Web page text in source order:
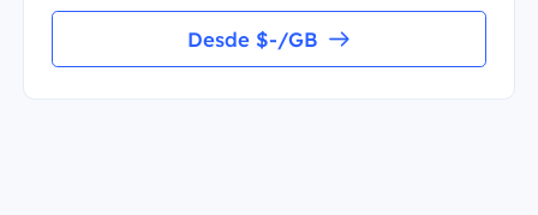
Desde $-/GB